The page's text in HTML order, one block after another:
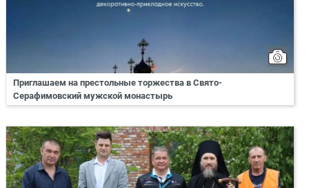
Приглашаем на престольные торжества в Свято-
Серафимовский мужской монастырь